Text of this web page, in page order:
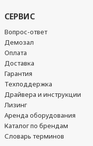
СЕРВИС
Вопрос-ответ
Демозал
Оплата
Доставка
Гарантия
Техподдержка
Драйвера и инструкции
Лизинг
Аренда оборудования
Каталог по брендам
Словарь терминов